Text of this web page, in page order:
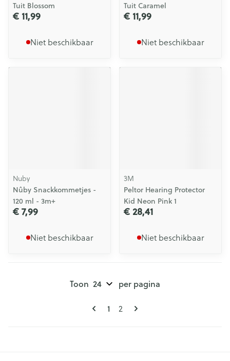
Tuit Blossom
€ 11,99
Niet beschikbaar
Tuit Caramel
€ 11,99
Niet beschikbaar
Nuby
Nûby Snackkommetjes -
120 ml - 3m+
€ 7,99
Niet beschikbaar
3M
Peltor Hearing Protector
Kid Neon Pink 1
€ 28,41
Niet beschikbaar
Pagina's
U lees momenteel pagina
1 Pagina
2
Toon per pagina